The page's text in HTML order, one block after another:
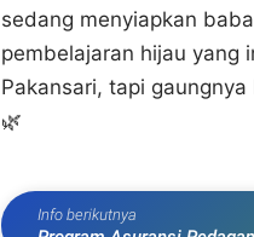
sedang menyiapkan
pembelajaran hijau yang
Pakansari, tapi
🌿
Info berikutnya